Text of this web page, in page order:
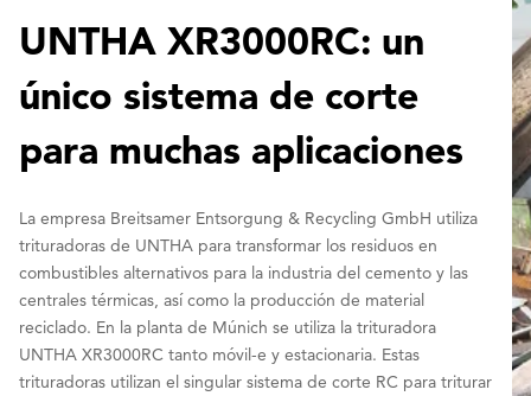
UNTHA XR3000RC: un
único sistema de corte
para muchas aplicaciones
La empresa Breitsamer Entsorgung & Recycling GmbH utiliza
trituradoras de UNTHA para transformar los residuos en
combustibles alternativos para la industria del cemento y las
centrales térmicas, así como la producción de material
reciclado. En la planta de Múnich se utiliza la trituradora
UNTHA XR3000RC tanto móvil-e y estacionaria. Estas
trituradoras utilizan el singular sistema de corte RC para triturar